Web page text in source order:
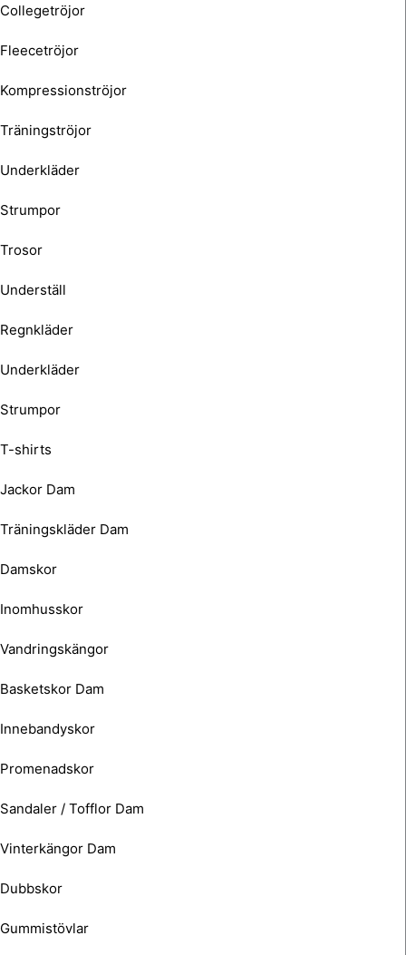
Collegetröjor
Fleecetröjor
Kompressionströjor
Träningströjor
Underkläder
Strumpor
Trosor
Underställ
Regnkläder
Underkläder
Strumpor
T-shirts
Jackor Dam
Träningskläder Dam
Damskor
Inomhusskor
Vandringskängor
Basketskor Dam
Innebandyskor
Promenadskor
Sandaler / Tofflor Dam
Vinterkängor Dam
Dubbskor
Gummistövlar